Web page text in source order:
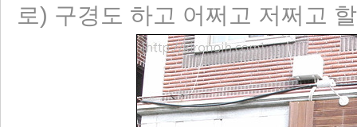
로) 구경도 하고 어쩌고 저쩌고